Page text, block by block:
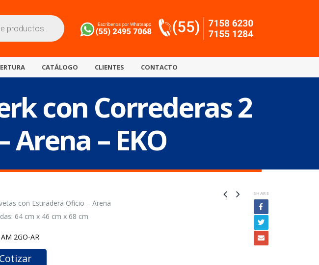
CATÁLOGO CLIENTES CONTACTO
con Correderas 2
Arena – EKO
con Estiradera Oficio – Arena
64 cm x 46 cm x 68 cm
AM 2GO-AR
Cotizar
SHARE